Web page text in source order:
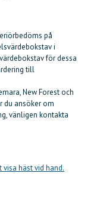
på
i
för dessa
till
New Forest och
du ansöker om
vänligen kontakta
häst vid hand.